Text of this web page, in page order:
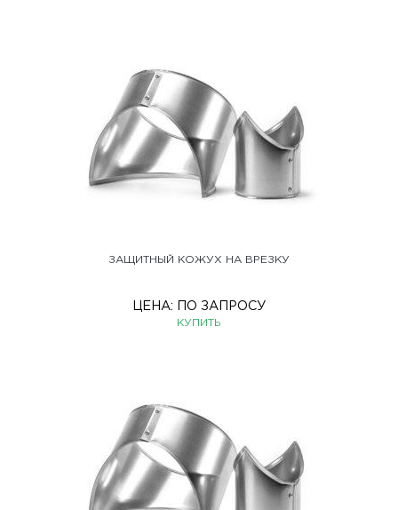
ЗАЩИТНЫЙ КОЖУХ НА ВРЕЗКУ
ЦЕНА: ПО ЗАПРОСУ
КУПИТЬ